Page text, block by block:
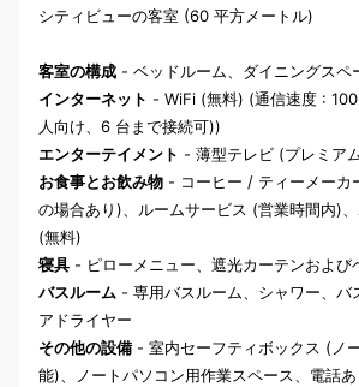
シティビューの客室 (60 平方メートル)
客室の構成 - ベッドルーム、ダイニングスペ
インターネット - WiFi (無料) (通信速度 :
人向け、6 台まで接続可))
エンターテイメント - 薄型テレビ (プレミア
お食事とお飲み物 - コーヒー / ティーメーカ
の場合あり)、ルームサービス (営業時間内)
(無料)
寝具 - ピローメニュー、遮光カーテンおよび
バスルーム - 専用バスルーム、シャワー、バ
アドライヤー
その他の設備 - 室内セーフティボックス (ノ
能)、ノートパソコン用作業スペース、電話